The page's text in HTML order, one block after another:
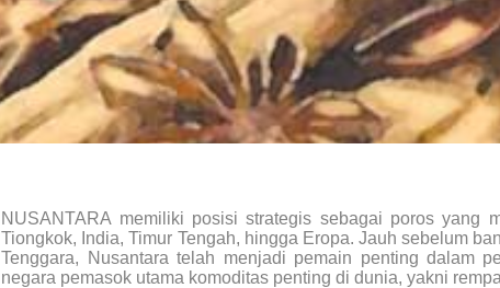
NUSANTARA memiliki posisi strategis sebagai poros yang
Tiongkok, India, Timur Tengah, hingga Eropa. Jauh sebelum
Tenggara, Nusantara telah menjadi pemain penting dalam
negara pemasok utama komoditas penting di dunia, yakni